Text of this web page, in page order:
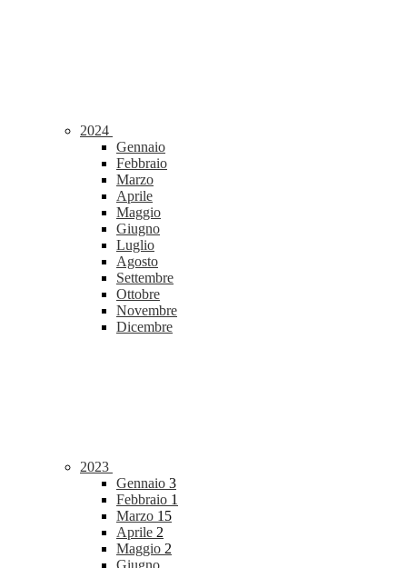
2024
Gennaio
Febbraio
Marzo
Aprile
Maggio
Giugno
Luglio
Agosto
Settembre
Ottobre
Novembre
Dicembre
2023
Gennaio 3
Febbraio 1
Marzo 15
Aprile 2
Maggio 2